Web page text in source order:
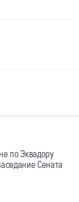
по Эквадору
Сената